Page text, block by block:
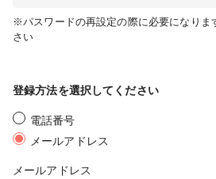
※パスワードの再設定の際に必要になりま
さい
登録方法を選択してください
電話番号
メールアドレス
メールアドレス